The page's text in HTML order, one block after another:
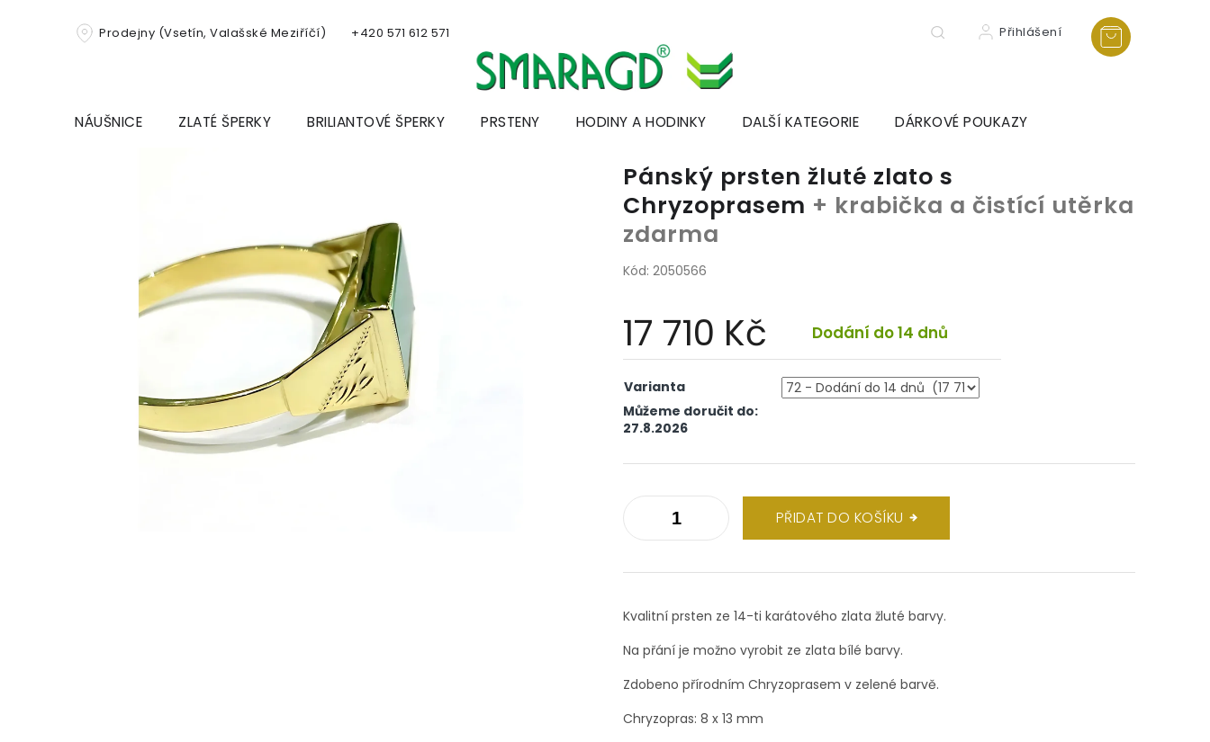
Prodejny (Vsetín, Valašské Meziříčí) +420 571 612 571 Přihlášení
NÁUŠNICE ZLATÉ ŠPERKY BRILIANTOVÉ ŠPERKY PRSTENY HODINY A HODINKY DALŠÍ KATEGORIE DÁRKOVÉ POUKAZY
Pánský prsten žluté zlato s
Chryzoprasem + krabička a čistící utěrka
zdarma
Kód: 2050566
17 710 Kč Dodání do 14 dnů
cena:
Varianta
Můžeme doručit do:
27.8.2026
PŘIDAT DO KOŠÍKU
Kvalitní prsten ze 14-ti karátového zlata žluté barvy.
Na přání je možno vyrobit ze zlata bílé barvy.
Zdobeno přírodním Chryzoprasem v zelené barvě.
Chryzopras: 8 x 13 mm